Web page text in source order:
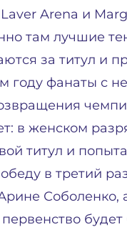
Laver Arena и
там лучшие
за титул и
году фанаты с
в женском
титул и
в третий
Соболенко,
будет